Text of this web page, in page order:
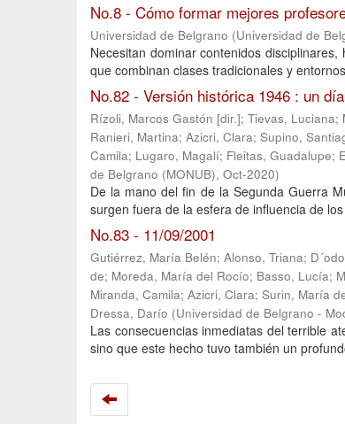
No.8 - Cómo formar mejores
Universidad de Belgrano (Universidad de
Necesitan dominar contenidos
que combinan clases tradicionales y
No.82 - Versión histórica 1946 : un
Rízoli, Marcos Gastón [dir.]; Tievas, Luciana;
Ranieri, Martina; Azicri, Clara; Supino,
Camila; Lugaro, Magalí; Fleitas, Guadalupe;
de Belgrano (MONUB), Oct-2020)
De la mano del fin de la Segunda Guerra
surgen fuera de la esfera de influencia de
No.83 - 11/09/2001
Gutiérrez, María Belén; Alonso, Triana;
de; Moreda, María del Rocío; Basso, Lucía;
Miranda, Camila; Azicri, Clara; Surin, María
Dressa, Darío (Universidad de Belgrano -
Las consecuencias inmediatas del terrible
sino que este hecho tuvo también un